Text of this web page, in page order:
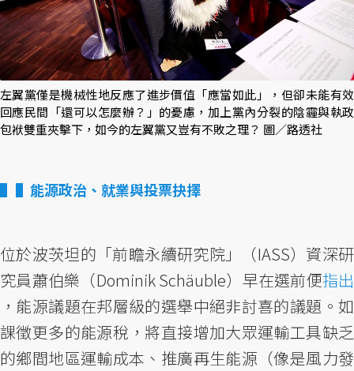
左翼黨僅是機械性地反應了進步價值「應當如此」，但卻未能有效
回應民間「還可以怎麼辦？」的憂慮，加上黨內分裂的陰霾與執政
包袱雙重夾擊下，如今的左翼黨又豈有不敗之理？ 圖／路透社
▌能源政治、就業與投票抉擇
位於波茨坦的「前瞻永續研究院」（IASS）資深研
究員蕭伯樂（Dominik Schäuble）早在選前便指出
，能源議題在邦層級的選舉中絕非討喜的議題。如
課徵更多的能源稅，將直接增加大眾運輸工具缺乏
的鄉間地區運輸成本、推廣再生能源（像是風力發